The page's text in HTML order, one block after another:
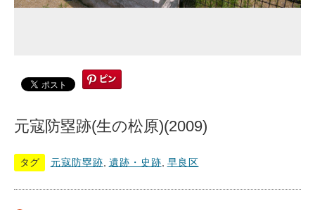
元寇防塁跡(生の松原)(2009)
タグ 元寇防塁跡 遺跡・史跡 早良区